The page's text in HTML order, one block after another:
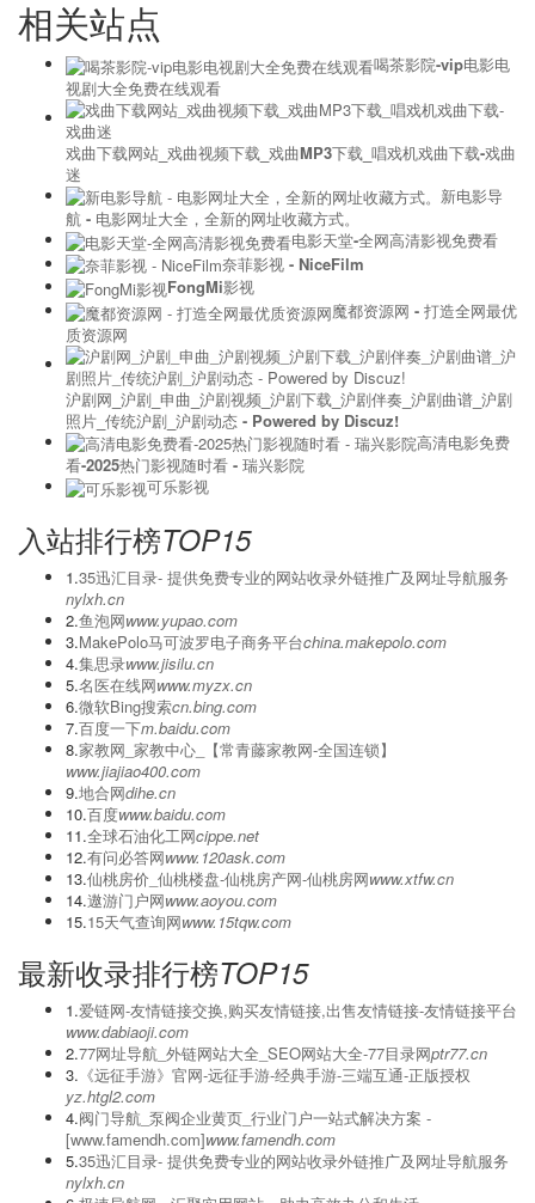
相关站点
喝茶影院-vip电影电
视剧大全免费在线观看
戏曲下载网站_戏曲视频下载_戏曲MP3下载_唱戏机戏曲下载-戏曲
迷
新电影导
航 - 电影网址大全，全新的网址收藏方式。
电影天堂-全网高清影视免费看
奈菲影视 - NiceFilm
FongMi影视
魔都资源网 - 打造全网最优
质资源网
沪剧网_沪剧_申曲_沪剧视频_沪剧下载_沪剧伴奏_沪剧曲谱_沪剧
照片_传统沪剧_沪剧动态 - Powered by Discuz!
高清电影免费
看-2025热门影视随时看 - 瑞兴影院
可乐影视
入站排行榜TOP15
1.‌35迅汇目录- 提供免费专业的网站收录外链推广及网址导航服务
nylxh.cn
2.鱼泡网www.yupao.com
3.MakePolo马可波罗电子商务平台china.makepolo.com
4.集思录www.jisilu.cn
5.名医在线网www.myzx.cn
6.微软Bing搜索cn.bing.com
7.百度一下m.baidu.com
8.家教网_家教中心_【常青藤家教网-全国连锁】
www.jiajiao400.com
9.地合网dihe.cn
10.百度www.baidu.com
11.全球石油化工网cippe.net
12.有问必答网www.120ask.com
13.仙桃房价_仙桃楼盘-仙桃房产网-仙桃房网www.xtfw.cn
14.遨游门户网www.aoyou.com
15.15天气查询网www.15tqw.com
最新收录排行榜TOP15
1.爱链网-友情链接交换,购买友情链接,出售友情链接-友情链接平台
www.dabiaoji.com
2.77网址导航_外链网站大全_SEO网站大全-77目录网ptr77.cn
3. 《远征手游》官网-远征手游-经典手游-三端互通-正版授权
yz.htgl2.com
4.阀门导航_泵阀企业黄页_行业门户一站式解决方案 -
[www.famendh.com]www.famendh.com
5.‌35迅汇目录- 提供免费专业的网站收录外链推广及网址导航服务
nylxh.cn